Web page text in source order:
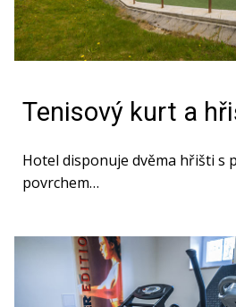
Tenisový kurt a
Hotel disponuje dvěma hřišti s
povrchem…